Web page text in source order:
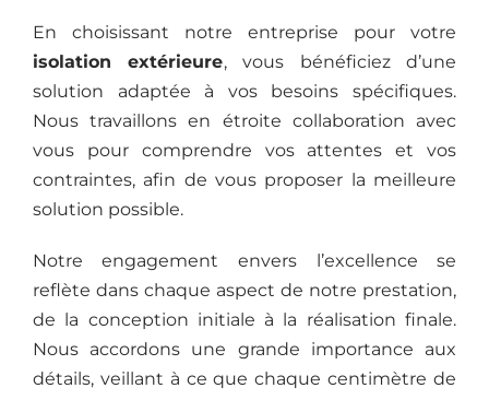
En choisissant notre entreprise pour votre
isolation extérieure, vous bénéficiez d’une
solution adaptée à vos besoins spécifiques.
Nous travaillons en étroite collaboration avec
vous pour comprendre vos attentes et vos
contraintes, afin de vous proposer la meilleure
solution possible.
Notre engagement envers l’excellence se
reflète dans chaque aspect de notre prestation,
de la conception initiale à la réalisation finale.
Nous accordons une grande importance aux
détails, veillant à ce que chaque centimètre de